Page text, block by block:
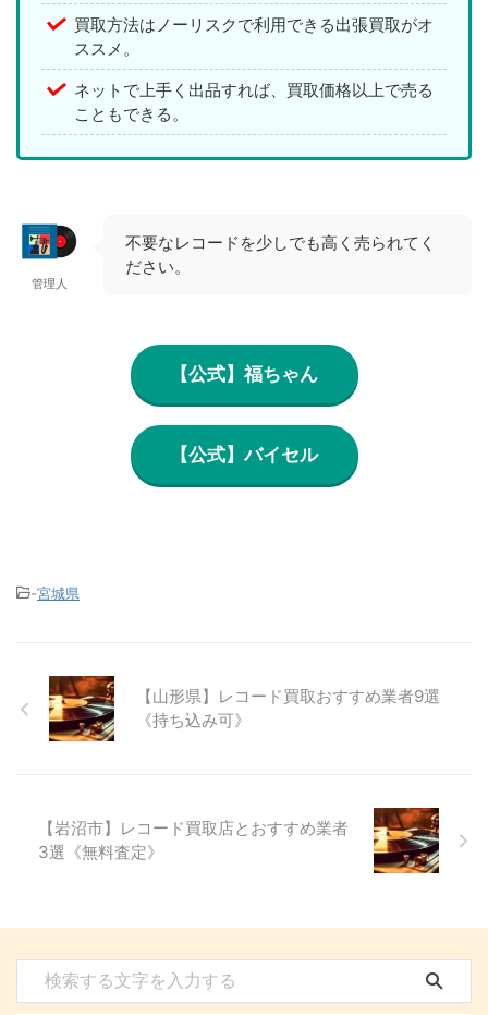
買取方法はノーリスクで利用できる出張買取がオ
ススメ。
ネットで上手く出品すれば、買取価格以上で売る
こともできる。
管理人
不要なレコードを少しでも高く売られてく
ださい。
【公式】福ちゃん
【公式】バイセル
-宮城県
【山形県】レコード買取おすすめ業者9選
《持ち込み可》
【岩沼市】レコード買取店とおすすめ業者
3選《無料査定》